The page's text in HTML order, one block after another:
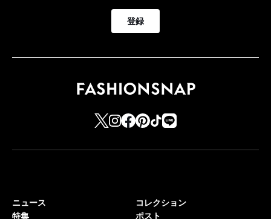
登録
ニュース
特集
コレクション
ポスト